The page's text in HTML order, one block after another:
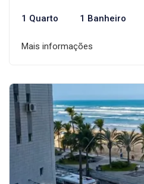
1 Quarto 1 Banheiro
Mais informações